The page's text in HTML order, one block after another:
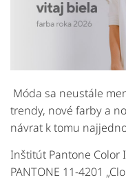
Móda sa neustále
trendy, nové farbya
návrat ktomu
Inštitút Pantone Color
PANTONE 11-4201 „